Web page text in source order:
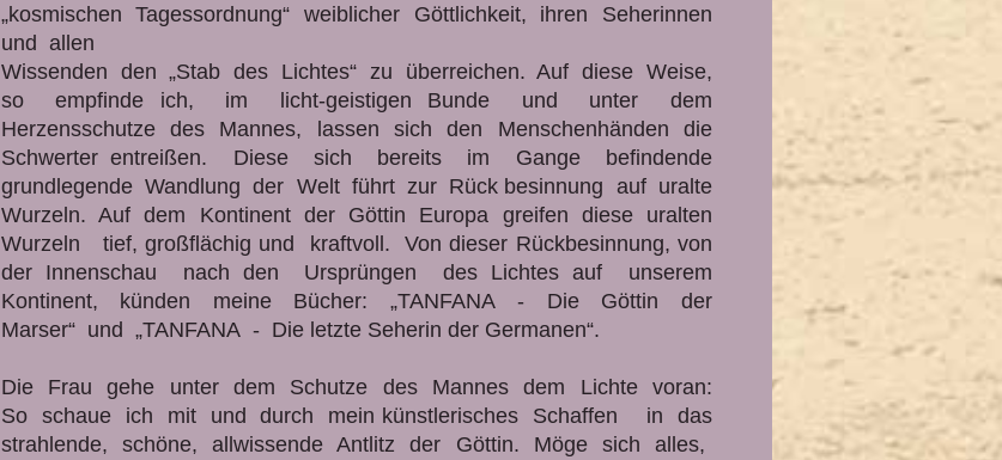
„kosmischen Tagessordnung“ weiblicher Göttlichkeit, ihren Seherinnen
und allen
Wissenden den „Stab des Lichtes“ zu überreichen. Auf diese Weise,
so empfinde ich, im licht-geistigen Bunde und unter dem
Herzensschutze des Mannes, lassen sich den Menschenhänden die
Schwerter entreißen. Diese sich bereits im Gange befindende
grundlegende Wandlung der Welt führt zur Rück besinnung auf uralte
Wurzeln. Auf dem Kontinent der Göttin Europa greifen diese uralten
Wurzeln tief, großflächig und kraftvoll. Von dieser Rückbesinnung, von
der Innenschau nach den Ursprüngen des Lichtes auf unserem
Kontinent, künden meine Bücher: „TANFANA - Die Göttin der
Marser“ und „TANFANA - Die letzte Seherin der Germanen“.
Die Frau gehe unter dem Schutze des Mannes dem Lichte voran:
So schaue ich mit und durch mein künstlerisches Schaffen in das
strahlende, schöne, allwissende Antlitz der Göttin. Möge sich alles,